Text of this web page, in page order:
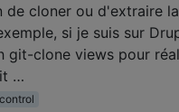
de cloner ou d'extraire
si je suis sur
git-clone views pour
…